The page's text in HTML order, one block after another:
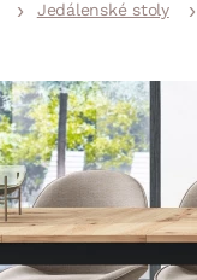
Stropné osvetlenie
Lustre a závesné
Stojacie lampy
Zobrazit vše
Spálňové
Kancelárske
Kuchynské
Detské
Predsieňové
Jedálenské stoly